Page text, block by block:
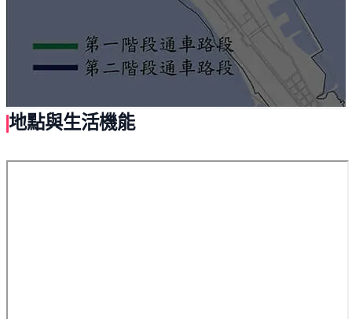
地點與生活機能